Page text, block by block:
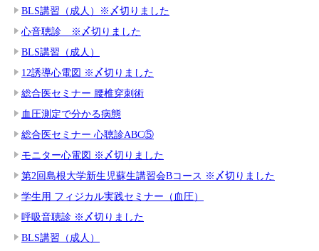
BLS講習（成人）※〆切りました
心音聴診 ※〆切りました
BLS講習（成人）
12誘導心電図 ※〆切りました
総合医セミナー 腰椎穿刺術
血圧測定で分かる病態
総合医セミナー 心聴診ABC⑤
モニター心電図 ※〆切りました
第2回島根大学新生児蘇生講習会Bコース ※〆切りました
学生用 フィジカル実践セミナー（血圧）
呼吸音聴診 ※〆切りました
BLS講習（成人）